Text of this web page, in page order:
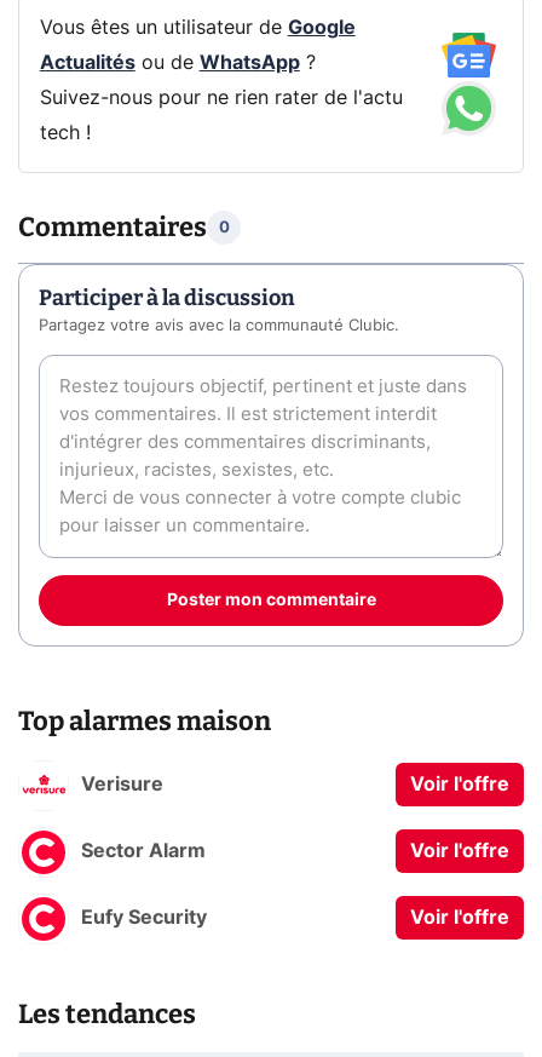
Vous êtes un utilisateur de Google
Actualitésou de WhatsApp?
Suivez-nous pour ne rien rater de l'actu
tech !
Commentaires 0
Participer à la discussion
Partagez votre avis avec la communauté Clubic.
Poster mon commentaire
Top alarmes maison
Verisure Voir l'offre
Sector Alarm Voir l'offre
Eufy Security Voir l'offre
Les tendances